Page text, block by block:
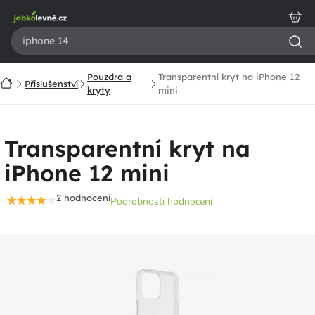
obsah
DomůPříslušenství
Pouzdra a
kryty
Transparentní kryt na iPhone 12
mini
Transparentní kryt na
iPhone 12 mini
Průměrné
2 hodnoceníPodrobnosti hodnocení